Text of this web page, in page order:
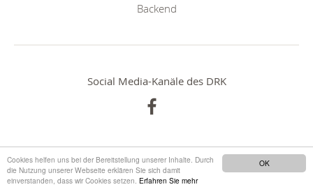
OK
Cookies helfen uns bei der Bereitstellung unserer Inhalte. Durch
die Nutzung unserer Webseite erklären Sie sich damit
einverstanden, dass wir Cookies setzen. Erfahren Sie mehr
Backend
Social Media-Kanäle des DRK